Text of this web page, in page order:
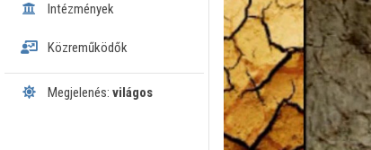
Intézmények
Közreműködők
Megjelenés: világos